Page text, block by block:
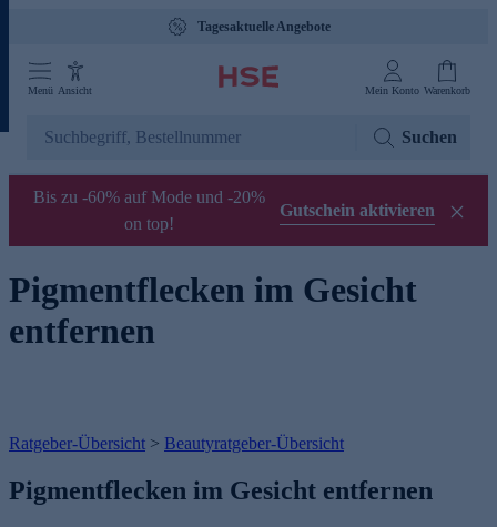
Tagesaktuelle Angebote
Menü Ansicht Mein Konto Warenkorb
Suchen
Bis zu -60% auf Mode und -20%
on top!
Gutschein aktivieren
Pigmentflecken im Gesicht
entfernen
Ratgeber-Übersicht > Beautyratgeber-Übersicht
Pigmentflecken im Gesicht entfernen